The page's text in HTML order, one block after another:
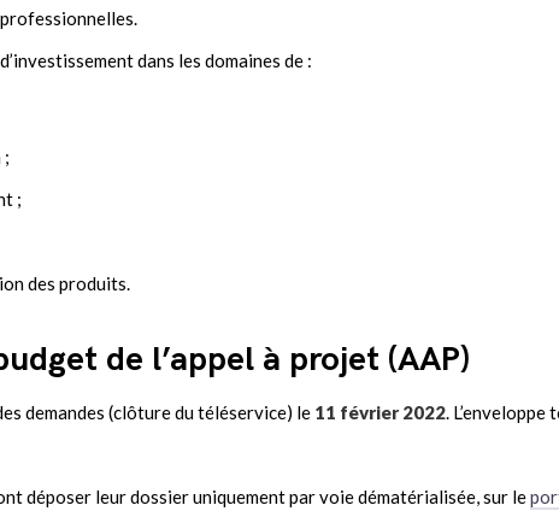
dans les domaines de :
;
;
des produits.
de l’appel à projet (AAP)
demandes (clôture du téléservice) le 11 février 2022. L’enveloppe
déposer leur dossier uniquement par voie dématérialisée, sur le